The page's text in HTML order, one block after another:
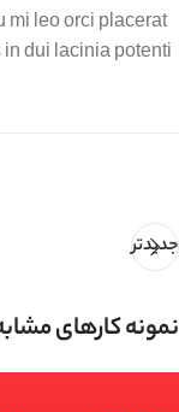
leo orci placerat
dui lacinia potenti
جدیدتر
نمونه کارهای